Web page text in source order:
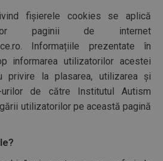
fișierele cookies se aplică
paginii de internet
Informațiile prezentate în
informarea utilizatorilor acestei
privire la plasarea, utilizarea și
urilor de către Institutul Autism
utilizatorilor pe această pagină